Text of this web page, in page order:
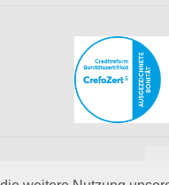
Anlagen